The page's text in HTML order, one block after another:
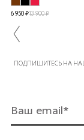
6 950 ₽13 900 ₽
ПОДПИШИТЕСЬ НА